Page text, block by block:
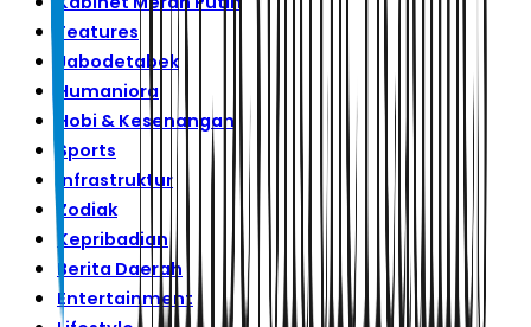
Features
Jabodetabek
Humaniora
Hobi & Kesenangan
Sports
Infrastruktur
Zodiak
Kepribadian
Berita Daerah
Entertainment